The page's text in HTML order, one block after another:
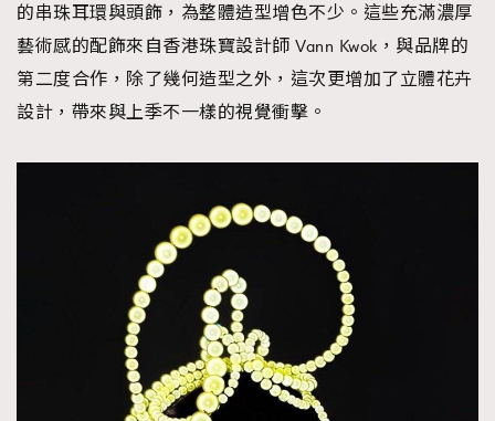
的串珠耳環與頭飾，為整體造型增色不少。這些充滿濃厚
藝術感的配飾來自香港珠寶設計師 Vann Kwok，與品牌的
第二度合作，除了幾何造型之外，這次更增加了立體花卉
設計，帶來與上季不一樣的視覺衝擊。